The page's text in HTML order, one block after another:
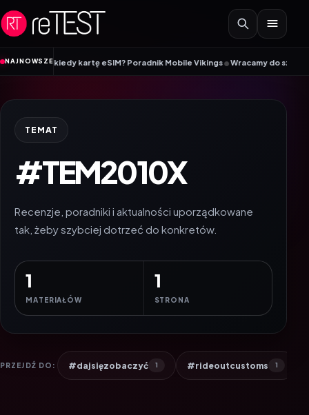
Przejdź do treści
NAJNOWSZE
a kiedy kartę eSIM? Poradnik Mobile Vikings•Wracamy do szkoły z
TEMAT
#TEM2010X
Recenzje, poradniki i aktualności uporządkowane
tak, żeby szybciej dotrzeć do konkretów.
1
MATERIAŁÓW
1
STRONA
PRZEJDŹ DO: #dajsięzobaczyć 1 #rideoutcustoms 1